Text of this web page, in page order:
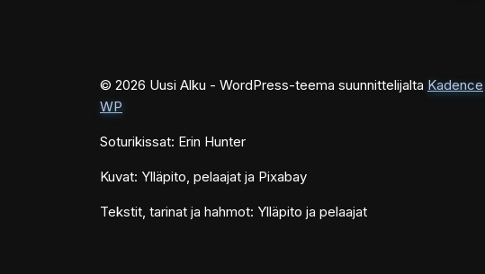
© 2026 Uusi Alku - WordPress-teema suunnittelijalta Kadence
WP
Soturikissat: Erin Hunter
Kuvat: Ylläpito, pelaajat ja Pixabay
Tekstit, tarinat ja hahmot: Ylläpito ja pelaajat